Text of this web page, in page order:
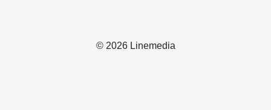
© 2026 Linemedia